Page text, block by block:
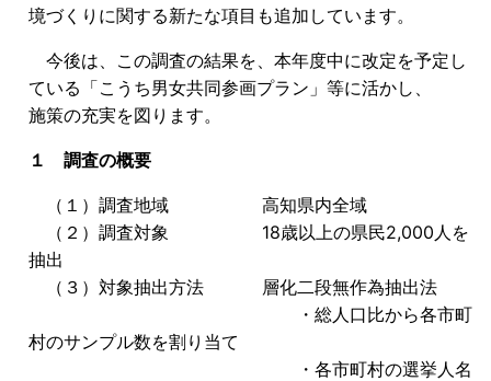
境づくりに関する新たな項目も追加しています。
今後は、この調査の結果を、本年度中に改定を予定し
ている「こうち男女共同参画プラン」等に活かし、
施策の充実を図ります。
１ 調査の概要
（１）調査地域 高知県内全域
（２）調査対象 18歳以上の県民2,000人を
抽出
（３）対象抽出方法 層化二段無作為抽出法
・総人口比から各市町
村のサンプル数を割り当て
・各市町村の選挙人名